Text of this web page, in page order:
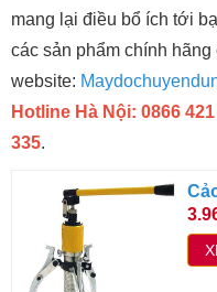
mang lại điều bổ ích tới
các sản phẩm chính
website:
Hotline Hà Nội: 0866
335.